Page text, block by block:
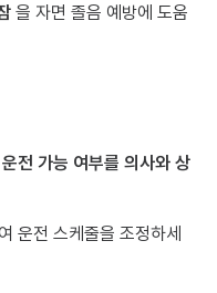
을 자면 졸음 예방에 도움
운전 가능 여부를 의사와 상
운전 스케줄을 조정하세